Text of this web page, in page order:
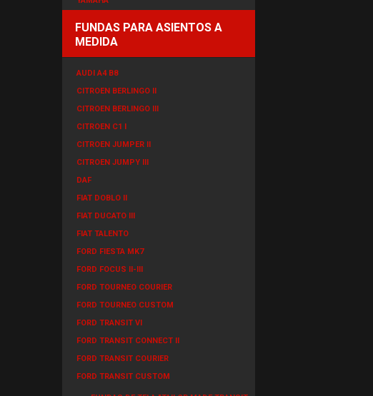
FUNDAS PARA ASIENTOS A
MEDIDA
AUDI A4 B8
CITROEN BERLINGO II
CITROEN BERLINGO III
CITROEN C1 I
CITROEN JUMPER II
CITROEN JUMPY III
DAF
FIAT DOBLO II
FIAT DUCATO III
FIAT TALENTO
FORD FIESTA MK7
FORD FOCUS II-III
FORD TOURNEO COURIER
FORD TOURNEO CUSTOM
FORD TRANSIT VI
FORD TRANSIT CONNECT II
FORD TRANSIT COURIER
FORD TRANSIT CUSTOM